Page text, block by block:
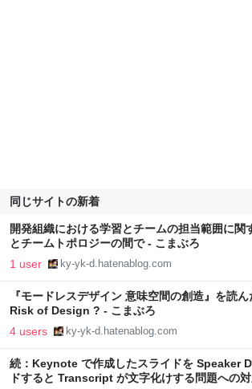
同じサイトの新着
開発組織における学習とチームの担当範囲に関
とチームトポロジーの間で - こまぶろ
1 user ky-yk-d.hatenablog.com
『モードレスデザイン 意味空間の創造』を読
Risk of Design ? - こまぶろ
4 users ky-yk-d.hatenablog.com
続：Keynote で作成したスライドを Speaker
ドすると Transcript が文字化けする問題への